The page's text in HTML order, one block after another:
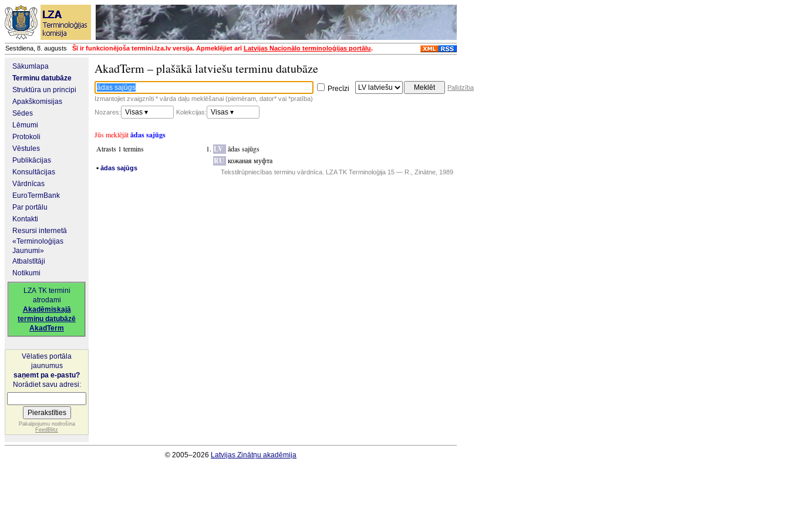
Sestdiena, 8. augusts Šī ir funkcionējoša termini.lza.lv versija. Apmeklējiet arīLatvijas Nacionālo terminoloģijas portālu.
Sākumlapa
Terminu datubāze
Struktūra un principi
Apakškomisijas
Sēdes
Lēmumi
Protokoli
Vēstules
Publikācijas
Konsultācijas
Vārdnīcas
EuroTermBank
Par portālu
Kontakti
Resursi internetā
«Terminoloģijas
Jaunumi»
Atbalstītāji
Notikumi
LZA TK termini
atrodami
Akadēmiskajā
terminu datubāzē
AkadTerm
Vēlaties portāla
jaunumus
saņemt pa e-pastu?
Norādiet savu adresi:
Pakalpojumu nodrošina
FeedBlitz
AkadTerm – plašākā latviešu terminu datubāze
Precīzi
Palīdzība
Izmantojiet zvaigznīti * vārda daļu meklēšanai (piemēram, dator* vai *pratība)
Nozares:
Visas ▾ Kolekcijas: Visas ▾
Jūs meklējātādas sajūgs
Atrasts 1 termins
▪ ādas sajūgs
LV ādas sajūgs
RU кожаная муфта
Tekstilrūpniecības terminu vārdnīca. LZA TK Terminoloģija 15 — R., Zinātne, 1989
© 2005–2026 Latvijas Zinātņu akadēmija